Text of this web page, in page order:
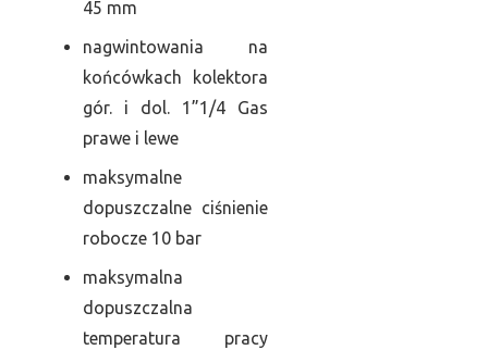
45 mm
nagwintowania na
końcówkach kolektora
gór. i dol. 1”1/4 Gas
prawe i lewe
maksymalne
dopuszczalne ciśnienie
robocze 10 bar
maksymalna
dopuszczalna
temperatura pracy